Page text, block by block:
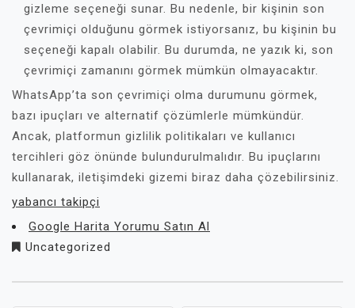
gizleme seçeneği sunar. Bu nedenle, bir kişinin son
çevrimiçi olduğunu görmek istiyorsanız, bu kişinin bu
seçeneği kapalı olabilir. Bu durumda, ne yazık ki, son
çevrimiçi zamanını görmek mümkün olmayacaktır.
WhatsApp’ta son çevrimiçi olma durumunu görmek,
bazı ipuçları ve alternatif çözümlerle mümkündür.
Ancak, platformun gizlilik politikaları ve kullanıcı
tercihleri göz önünde bulundurulmalıdır. Bu ipuçlarını
kullanarak, iletişimdeki gizemi biraz daha çözebilirsiniz.
yabancı takipçi
Google Harita Yorumu Satın Al
Uncategorized